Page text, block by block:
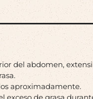
del abdomen,
aproximadamente.